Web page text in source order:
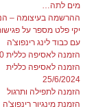
מים לתה…
ההרשמה בעיצומה –
יקי פלט מספר על
עם כבוד לינג רינפוצ'ה
הזמנה לאסיפה כללית 2020
הזמנה לאסיפה כללית
25/6/2024
הזמנה לתפילה ותרגול
הזמנת מינגיור רינפוצ'ה